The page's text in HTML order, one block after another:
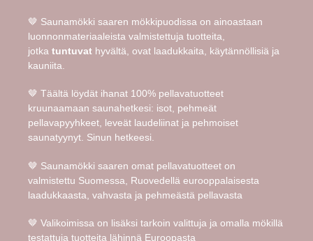
🤎 Saunamökki saaren mökkipuodissa on ainoastaan
luonnonmateriaaleista valmistettuja tuotteita,
jotka tuntuvat hyvältä, ovat laadukkaita, käytännöllisiä ja
kauniita.
🤎 Täältä löydät ihanat 100% pellavatuotteet
kruunaamaan saunahetkesi: isot, pehmeät
pellavapyyhkeet, leveät laudeliinat ja pehmoiset
saunatyynyt. Sinun hetkeesi.
🤎 Saunamökki saaren omat pellavatuotteet on
valmistettu Suomessa, Ruovedellä eurooppalaisesta
laadukkaasta, vahvasta ja pehmeästä pellavasta
🤎 Valikoimissa on lisäksi tarkoin valittuja ja omalla mökillä
testattuja tuotteita lähinnä Euroopasta